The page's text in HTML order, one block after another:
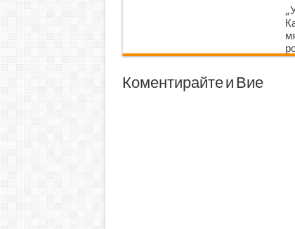
Коментирайте и Вие